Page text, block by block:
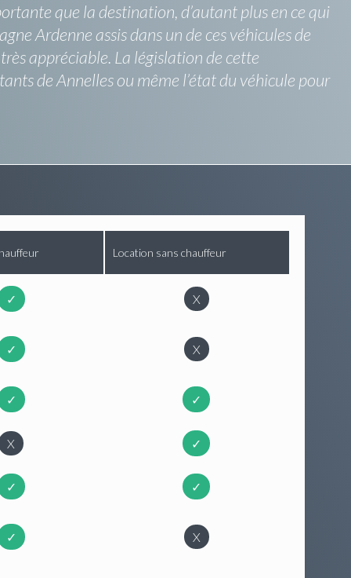
que la destination, d’autant plus en ce qui
Ardenne assis dans un de ces véhicules de
appréciable. La législation de cette
de Annelles ou même l’état du véhicule pour
Location sans chauffeur
✓ X
✓ X
✓ ✓
X ✓
✓ ✓
✓ X